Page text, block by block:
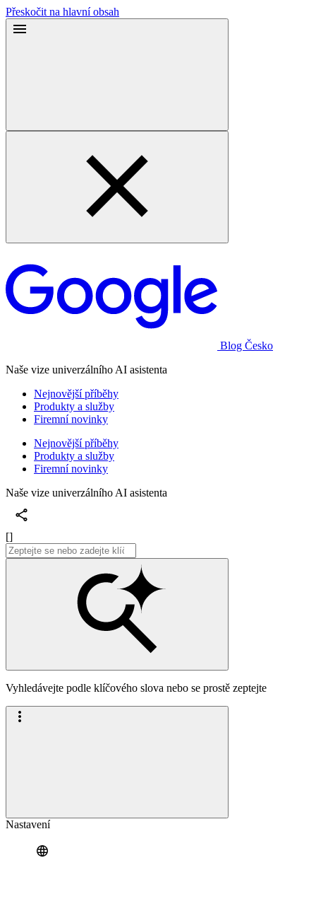
Přeskočit na hlavní obsah
Blog Česko
Naše vize univerzálního AI asistenta
Nejnovější příběhy
Produkty a služby
Firemní novinky
Nejnovější příběhy
Produkty a služby
Firemní novinky
Naše vize univerzálního AI asistenta
[]
Vyhledávejte podle klíčového slova nebo se prostě zeptejte
Nastavení